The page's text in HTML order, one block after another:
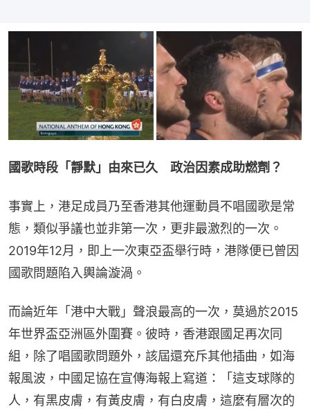
國歌時段「靜默」由來已久　政治因素成助燃劑？
事實上，港足成員乃至香港其他運動員不唱國歌是常
態，類似爭議也並非第一次，更非最激烈的一次。
2019年12月，即上一次東亞盃舉行時，港隊便已曾因
國歌問題陷入輿論漩渦。
而論近年「港中大戰」聲浪最高的一次，莫過於2015
年世界盃亞洲區外圍賽。彼時，香港跟國足再次同
組，除了唱國歌問題外，該屆還充斥其他插曲，如海
報風波，中國足協在宣傳海報上寫道：「這支球隊的
人，有黑皮膚，有黃皮膚，有白皮膚，這麼有層次的